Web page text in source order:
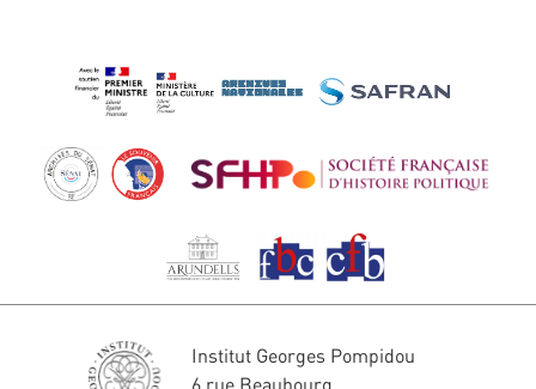
Institut Georges Pompidou
6 rue Beaubourg